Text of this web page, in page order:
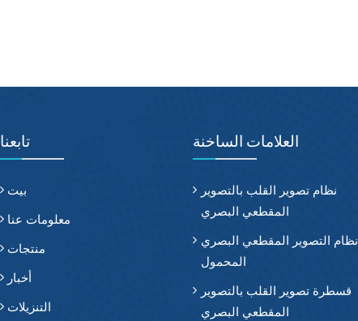
تابعنا
بيت
معلومات عنا
منتجات
أخبار
التنزيلات
العلامات الساخنة
نظام تصوير القلب بالتصوير
المقطعي البصري
نظام التصوير المقطعي البصري
المحمول
قسطرة تصوير القلب بالتصوير
المقطعي البصري